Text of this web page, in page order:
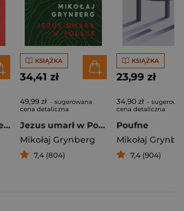
Rok, w którym nie umarłem
KSIĄŻKA
34,41 zł
49,99 zł - sugerowana
cena detaliczna
Jezus umarł w Polsce
Mikołaj Grynberg
7,4 (804)
KSIĄŻKA
23,99 zł
34,90 zł -
cena detaliczna
Poufne
Mikołaj
7,4 (904)